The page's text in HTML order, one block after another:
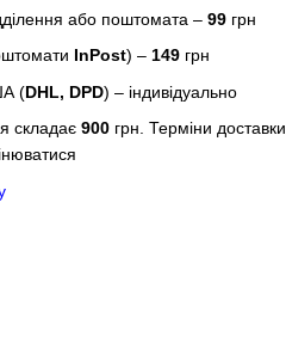
або поштомата – 99 грн
InPost) – 149 грн
(DHL, DPD) – індивідуально
складає 900 грн. Терміни